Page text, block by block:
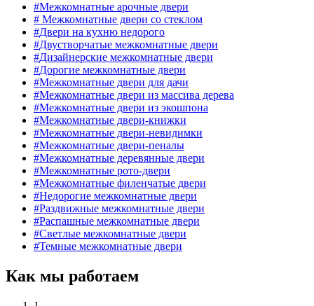
#Межкомнатные арочные двери
# Межкомнатные двери со стеклом
#Двери на кухню недорого
#Двустворчатые межкомнатные двери
#Дизайнерские межкомнатные двери
#Дорогие межкомнатные двери
#Межкомнатные двери для дачи
#Межкомнатные двери из массива дерева
#Межкомнатные двери из экошпона
#Межкомнатные двери-книжки
#Межкомнатные двери-невидимки
#Межкомнатные двери-пеналы
#Межкомнатные деревянные двери
#Межкомнатные рото-двери
#Межкомнатные филенчатые двери
#Недорогие межкомнатные двери
#Раздвижные межкомнатные двери
#Распашные межкомнатные двери
#Светлые межкомнатные двери
#Темные межкомнатные двери
Как мы работаем